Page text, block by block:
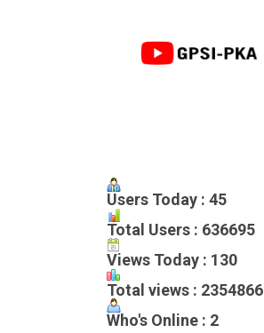
Users Today : 45
Total Users : 636695
Views Today : 130
Total views : 2354866
Who's Online : 2